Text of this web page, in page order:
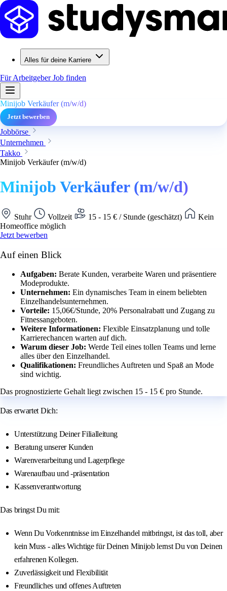
Alles für deine Karriere
Für ArbeitgeberJob finden
Minijob Verkäufer (m/w/d)
Jetzt bewerben
Jobbörse
Unternehmen
Takko
Minijob Verkäufer (m/w/d)
Minijob Verkäufer (m/w/d)
Stuhr Vollzeit 15 - 15 € / Stunde (geschätzt)
Kein
Homeoffice möglich
Jetzt bewerben
Auf einen Blick
Aufgaben: Berate Kunden, verarbeite Waren und präsentiere
Modeprodukte.
Unternehmen: Ein dynamisches Team in einem beliebten
Einzelhandelsunternehmen.
Vorteile: 15,06€/Stunde, 20% Personalrabatt und Zugang zu
Fitnessangeboten.
Weitere Informationen: Flexible Einsatzplanung und tolle
Karrierechancen warten auf dich.
Warum dieser Job: Werde Teil eines tollen Teams und lerne
alles über den Einzelhandel.
Qualifikationen: Freundliches Auftreten und Spaß an Mode
sind wichtig.
Das prognostizierte Gehalt liegt zwischen 15 - 15 € pro Stunde.
Das erwartet Dich:
Unterstützung Deiner Filialleitung
Beratung unserer Kunden
Warenverarbeitung und Lagerpflege
Warenaufbau und -präsentation
Kassenverantwortung
Das bringst Du mit:
Wenn Du Vorkenntnisse im Einzelhandel mitbringst, ist das toll, aber
kein Muss - alles Wichtige für Deinen Minijob lernst Du von Deinen
erfahrenen Kollegen.
Zuverlässigkeit und Flexibilität
Freundliches und offenes Auftreten